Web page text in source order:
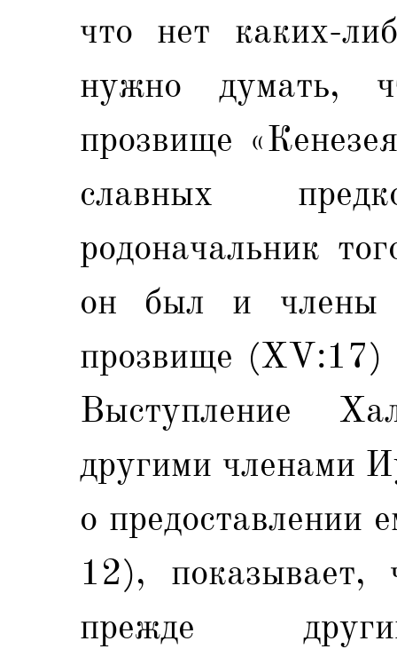
что нет каких-
нужно думать,
прозвище
славных
родоначальник
он был и члены
прозвище
Выступление
другими членами
о предоставлении
12),
прежде